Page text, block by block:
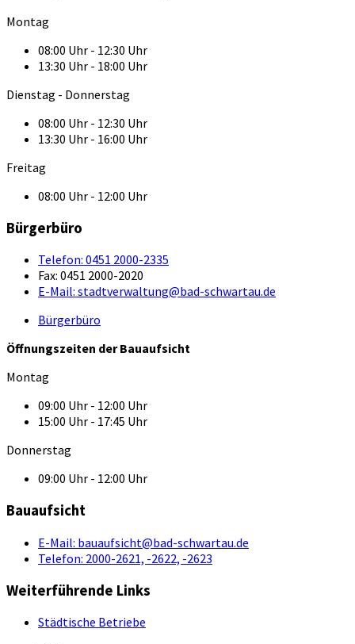
Montag
08:00 Uhr - 12:30 Uhr
13:30 Uhr - 18:00 Uhr
Dienstag - Donnerstag
08:00 Uhr - 12:30 Uhr
13:30 Uhr - 16:00 Uhr
Freitag
08:00 Uhr - 12:00 Uhr
Bürgerbüro
Telefon: 0451 2000-2335
Fax: 0451 2000-2020
E-Mail: stadtverwaltung@bad-schwartau.de
Bürgerbüro
Öffnungszeiten der Bauaufsicht
Montag
09:00 Uhr - 12:00 Uhr
15:00 Uhr - 17:45 Uhr
Donnerstag
09:00 Uhr - 12:00 Uhr
Bauaufsicht
E-Mail: bauaufsicht@bad-schwartau.de
Telefon: 2000-2621, -2622, -2623
Weiterführende Links
Städtische Betriebe